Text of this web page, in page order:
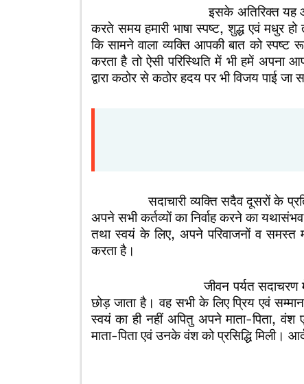
इसके अतिरिक्त यह आवश्यक है कि
करते समय हमारी भाषा स्पष्ट, शुद्ध एवं मधुर
कि सामने वाला व्यक्ति आपकी बात को
करता है तो ऐसी परिस्थिति में भी हमें अपना
द्वारा कठोर से कठोर हदय पर भी विजय पाई
औरन को
सदाचारी व्यक्ति सदैव दूसरों के प्रति
अपने सभी कर्तव्यों का निर्वाह करने का
तथा स्वयं के लिए, अपने परिवाजनों व समस्त
करता है।
जीवन पर्यत सदाचरण में रहने वाला
छोड़ जाता है। वह सभी के लिए प्रिय एवं
स्वयं का ही नहीं अपितु अपने माता-पिता,
माता-पिता एवं उनके वंश को प्रसिद्धि मिली।